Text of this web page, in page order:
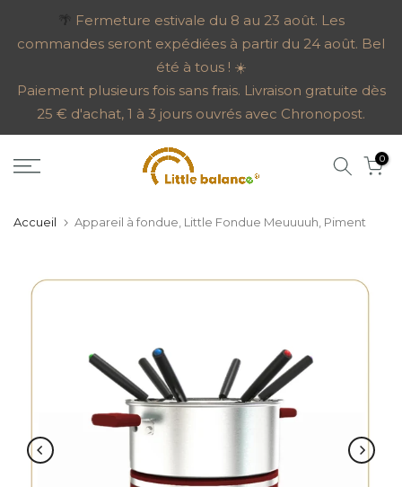
au
🌴 Fermeture estivale du 8 au 23 août. Les
commandes seront expédiées à partir du 24 août. Bel
été à tous ! ☀️
Paiement plusieurs fois sans frais. Livraison gratuite dès
25 € d'achat, 1 à 3 jours ouvrés avec Chronopost.
0
Accueil Appareil à fondue, Little Fondue Meuuuuh, Piment